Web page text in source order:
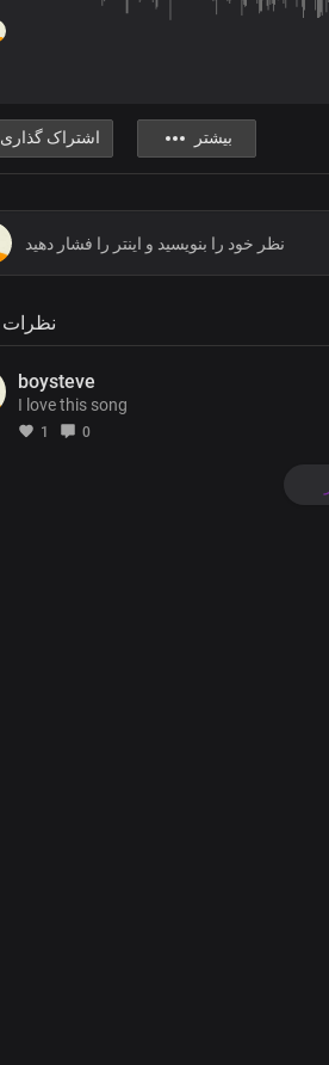
اشتراک گذاری بیشتر
1 نظرات
boysteve
I love this song
1 0